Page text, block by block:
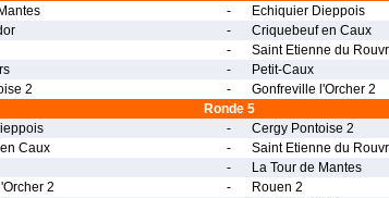
-
Echiquier Dieppois
-
Criquebeuf en Caux
-
Saint Etienne du
-
Petit-Caux
2
-
Gonfreville l'Orcher 2
Ronde 5
-
Cergy Pontoise 2
Caux
-
Saint Etienne du
-
La Tour de Mantes
2
-
Rouen 2